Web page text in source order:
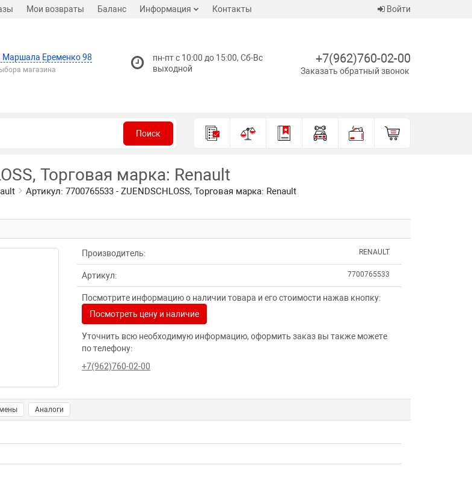
Мои возвраты Баланс Информация Контакты Войти
Маршала Еременко 98
магазина
пн-пт с 10:00 до 15:00, Сб-Вс
выходной
+7(962)760-02-00
Заказать обратный звонок
Поиск
Торговая марка: Renault
Артикул: 7700765533 - ZUENDSCHLOSS, Торговая марка: Renault
Производитель: RENAULT
Артикул: 7700765533
Посмотрите информацию о наличии товара и его стоимости нажав кнопку:
Посмотреть цену и наличие
Уточнить всю необходимую информацию, оформить заказ вы также можете
по телефону:
+7(962)760-02-00
Аналоги